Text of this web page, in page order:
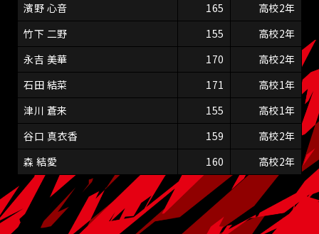
濱野 心音
165
高校2年
竹下 二野
155
高校2年
永吉 美華
170
高校2年
石田 結菜
171
高校1年
津川 蒼来
155
高校1年
谷口 真衣香
159
高校2年
森 結愛
160 高校2年